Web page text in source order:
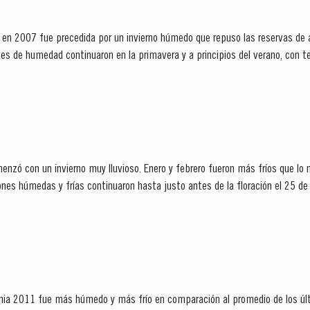
2007 fue precedida por un invierno húmedo que repuso las reservas de
con un invierno muy lluvioso. Enero y febrero fueron más fríos que lo
Las condiciones húmedas y frías continuaron hasta justo antes de la floración el
2011 fue más húmedo y más frío en comparación al promedio de los